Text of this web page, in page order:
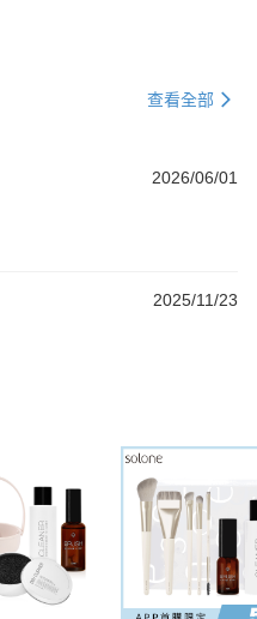
查看全部
2026/06/01
2025/11/23